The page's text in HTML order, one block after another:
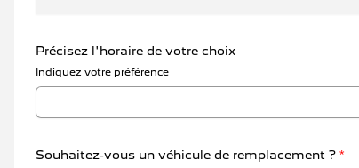
Précisez l'horaire de votre choix
Indiquez votre préférence
Souhaitez-vous un véhicule de remplacement ? *